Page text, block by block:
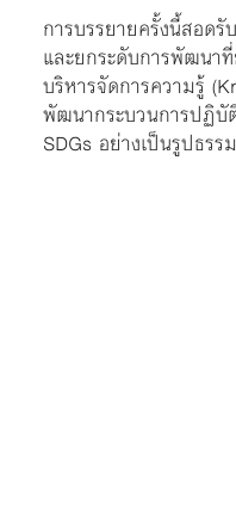
การบรรยายครั้งนี้สอด
และยกระดับการพัฒนา
บริหารจัดการความรู้
พัฒนากระบวนการปฏิบั
SDGs อย่างเป็นรูปธรรม